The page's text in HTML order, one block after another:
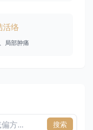
活络
局部肿痛
搜索